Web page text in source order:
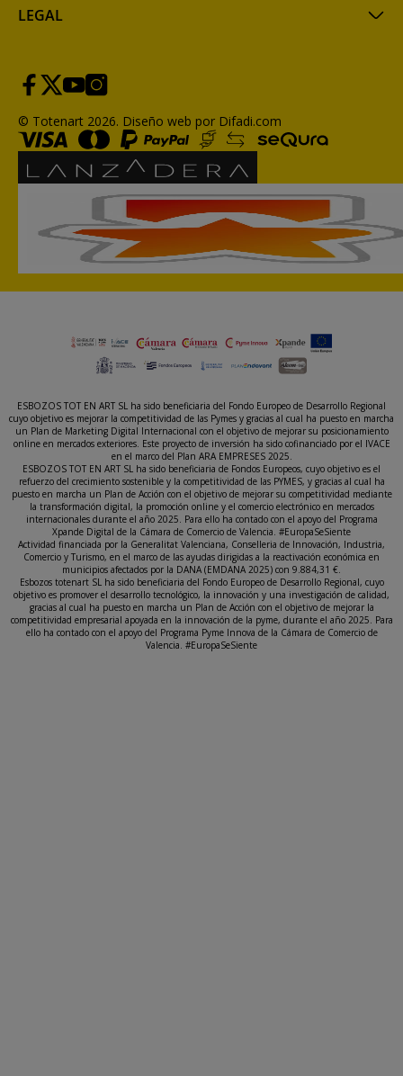
LEGAL
© Totenart 2026. Diseño web por Difadi.com
ESBOZOS TOT EN ART SL ha sido beneficiaria del Fondo Europeo de Desarrollo Regional
cuyo objetivo es mejorar la competitividad de las Pymes y gracias al cual ha puesto en marcha
un Plan de Marketing Digital Internacional con el objetivo de mejorar su posicionamiento
online en mercados exteriores. Este proyecto de inversión ha sido cofinanciado por el IVACE
en el marco del Plan ARA EMPRESES 2025.
ESBOZOS TOT EN ART SL ha sido beneficiaria de Fondos Europeos, cuyo objetivo es el
refuerzo del crecimiento sostenible y la competitividad de las PYMES, y gracias al cual ha
puesto en marcha un Plan de Acción con el objetivo de mejorar su competitividad mediante
la transformación digital, la promoción online y el comercio electrónico en mercados
internacionales durante el año 2025. Para ello ha contado con el apoyo del Programa
Xpande Digital de la Cámara de Comercio de Valencia. #EuropaSeSiente
Actividad financiada por la Generalitat Valenciana, Conselleria de Innovación, Industria,
Comercio y Turismo, en el marco de las ayudas dirigidas a la reactivación económica en
municipios afectados por la DANA (EMDANA 2025) con 9.884,31 €.
Esbozos totenart SL ha sido beneficiaria del Fondo Europeo de Desarrollo Regional, cuyo
objetivo es promover el desarrollo tecnológico, la innovación y una investigación de calidad,
gracias al cual ha puesto en marcha un Plan de Acción con el objetivo de mejorar la
competitividad empresarial apoyada en la innovación de la pyme, durante el año 2025. Para
ello ha contado con el apoyo del Programa Pyme Innova de la Cámara de Comercio de
Valencia. #EuropaSeSiente